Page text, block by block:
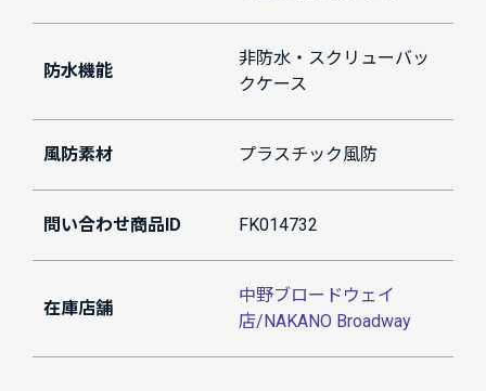
防水機能
非防水・スクリューバッ
クケース
風防素材 プラスチック風防
問い合わせ商品ID FK014732
在庫店舗
中野ブロードウェイ
店/NAKANO Broadway